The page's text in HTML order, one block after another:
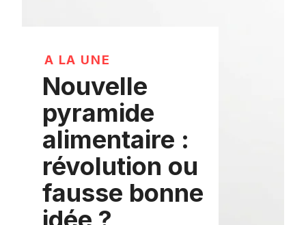
A LA UNE
Nouvelle
pyramide
alimentaire :
révolution ou
fausse bonne